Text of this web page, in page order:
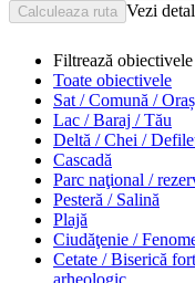
Vezi
Filtrează
Toate obiectivele
Sat / Comună / Oraș
Lac / Baraj / Tău
Deltă / Chei /
Cascadă
Parc naţional /
Pesteră / Salină
Plajă
Ciudăţenie /
Cetate / Biserică
arheologic